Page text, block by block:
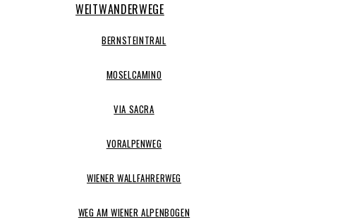
WEITWANDERWEGE
BERNSTEINTRAIL
MOSELCAMINO
VIA SACRA
VORALPENWEG
WIENER WALLFAHRERWEG
WEG AM WIENER ALPENBOGEN